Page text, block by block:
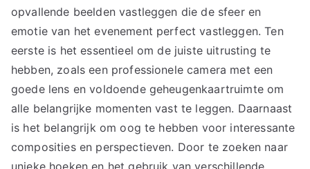
opvallende beelden vastleggen die de sfeer en
emotie van het evenement perfect vastleggen. Ten
eerste is het essentieel om de juiste uitrusting te
hebben, zoals een professionele camera met een
goede lens en voldoende geheugenkaartruimte om
alle belangrijke momenten vast te leggen. Daarnaast
is het belangrijk om oog te hebben voor interessante
composities en perspectieven. Door te zoeken naar
unieke hoeken en het gebruik van verschillende